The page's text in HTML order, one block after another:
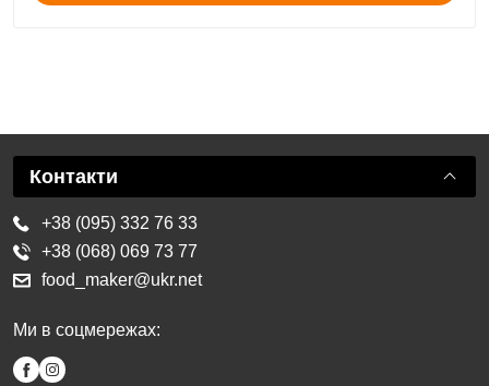
Контакти
+38 (095) 332 76 33
+38 (068) 069 73 77
food_maker@ukr.net
Ми в соцмережах: